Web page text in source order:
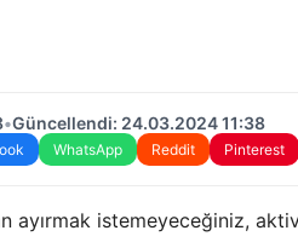
•Güncellendi: 24.03.2024 11:38
WhatsApp Reddit Pinterest
ayırmak istemeyeceğiniz,